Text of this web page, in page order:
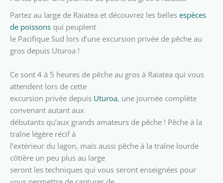
Partez au large de Raiatea et découvrez les belles espèces
de poissons qui peuplent
le Pacifique Sud lors d’une excursion privée de pêche au
gros depuis Uturoa !
Ce sont 4 à 5 heures de pêche au gros à Raiatea qui vous
attendent lors de cette
excursion privée depuis Uturoa, une journée complète
convenant autant aux
débutants qu’aux grands amateurs de pêche ! Pêche à la
traîne légère récif à
l’extérieur du lagon, mais aussi pêche à la traîne lourde
côtière un peu plus au large
seront les techniques qui vous seront enseignées pour